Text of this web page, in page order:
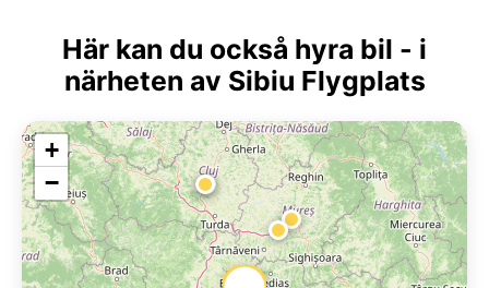
Här kan du också hyra bil - i
närheten av Sibiu Flygplats
+
−